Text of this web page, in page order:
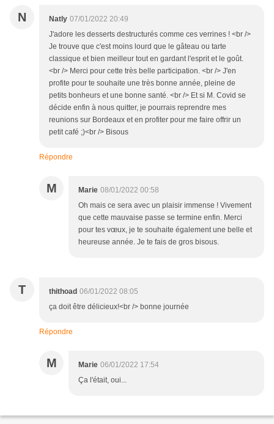
N Natly 07/01/2022 20:49
J'adore les desserts destructurés comme ces verrines ! <br />
Je trouve que c'est moins lourd que le gâteau ou tarte
classique et bien meilleur tout en gardant l'esprit et le goût.
<br /> Merci pour cette très belle participation. <br /> J'en
profite pour te souhaite une très bonne année, pleine de
petits bonheurs et une bonne santé. <br /> Et si M. Covid se
décide enfin à nous quitter, je pourrais reprendre mes
reunions sur Bordeaux et en profiter pour me faire offrir un
petit café ;)<br /> Bisous
Répondre
M Marie 08/01/2022 00:58
Oh mais ce sera avec un plaisir immense ! Vivement
que cette mauvaise passe se termine enfin. Merci
pour tes vœux, je te souhaite également une belle et
heureuse année. Je te fais de gros bisous.
T thithoad 06/01/2022 08:05
ça doit être délicieux!<br /> bonne journée
Répondre
M Marie 06/01/2022 17:54
Ça l'était, oui...